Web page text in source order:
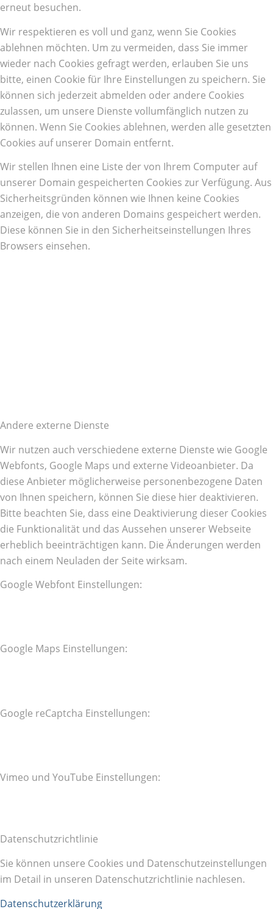
erneut besuchen.
Wir respektieren es voll und ganz, wenn Sie Cookies
ablehnen möchten. Um zu vermeiden, dass Sie immer
wieder nach Cookies gefragt werden, erlauben Sie uns
bitte, einen Cookie für Ihre Einstellungen zu speichern. Sie
können sich jederzeit abmelden oder andere Cookies
zulassen, um unsere Dienste vollumfänglich nutzen zu
können. Wenn Sie Cookies ablehnen, werden alle gesetzten
Cookies auf unserer Domain entfernt.
Wir stellen Ihnen eine Liste der von Ihrem Computer auf
unserer Domain gespeicherten Cookies zur Verfügung. Aus
Sicherheitsgründen können wie Ihnen keine Cookies
anzeigen, die von anderen Domains gespeichert werden.
Diese können Sie in den Sicherheitseinstellungen Ihres
Browsers einsehen.
Andere externe Dienste
Wir nutzen auch verschiedene externe Dienste wie Google
Webfonts, Google Maps und externe Videoanbieter. Da
diese Anbieter möglicherweise personenbezogene Daten
von Ihnen speichern, können Sie diese hier deaktivieren.
Bitte beachten Sie, dass eine Deaktivierung dieser Cookies
die Funktionalität und das Aussehen unserer Webseite
erheblich beeinträchtigen kann. Die Änderungen werden
nach einem Neuladen der Seite wirksam.
Google Webfont Einstellungen:
Google Maps Einstellungen:
Google reCaptcha Einstellungen:
Vimeo und YouTube Einstellungen:
Datenschutzrichtlinie
Sie können unsere Cookies und Datenschutzeinstellungen
im Detail in unseren Datenschutzrichtlinie nachlesen.
Datenschutzerklärung